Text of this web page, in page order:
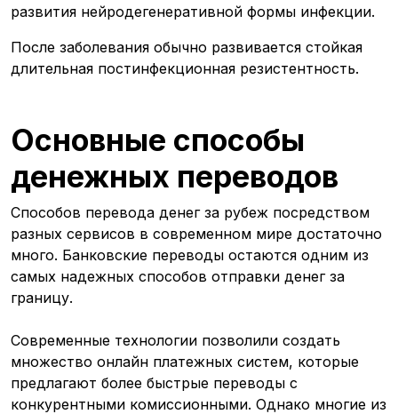
развития нейродегенеративной формы инфекции.
После заболевания обычно развивается стойкая
длительная постинфекционная резистентность.
Основные способы
денежных переводов
Способов перевода денег за рубеж посредством
разных сервисов в современном мире достаточно
много. Банковские переводы остаются одним из
самых надежных способов отправки денег за
границу.
Современные технологии позволили создать
множество онлайн платежных систем, которые
предлагают более быстрые переводы с
конкурентными комиссионными. Однако многие из